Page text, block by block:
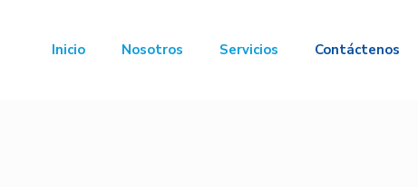
Inicio Nosotros Servicios Contáctenos